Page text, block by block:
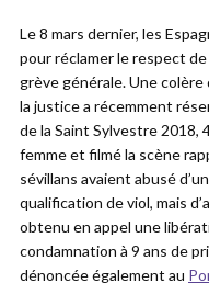
Le 8 mars dernier, les
pour réclamer le respect
grève générale. Une colère
la justice a récemment
de la Saint Sylvestre 2018,
femme et filmé la scène
sévillans avaient abusé
qualification de viol, mais
obtenu en appel une
condamnation à 9 ans de
dénoncée également au